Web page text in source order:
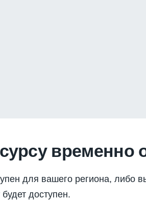
временно
для вашего региона, либо
доступен.